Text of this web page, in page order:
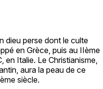
dieu perse dont le culte
en Grèce, puis au IIème
en Italie. Le Christianisme,
aura la peau de ce
siècle.